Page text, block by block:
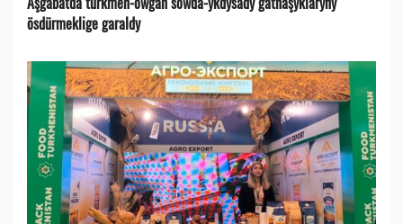
ösdürmeklige garaldy